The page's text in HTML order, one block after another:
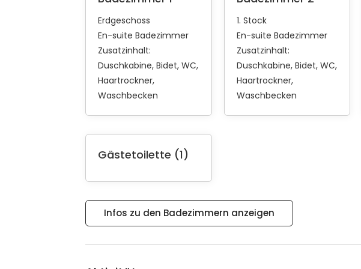
Erdgeschoss
En-suite Badezimmer
Zusatzinhalt:
Duschkabine Bidet WC
Haartrockner
Waschbecken
1. Stock
En-suite Badezimmer
Zusatzinhalt:
Duschkabine Bidet WC
Haartrockner
Waschbecken
Gästetoilette (1)
Infos zu den Badezimmern anzeigen